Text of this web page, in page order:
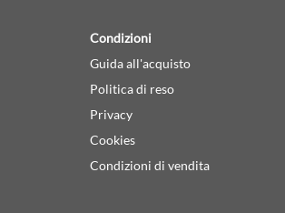
Condizioni
Guida all'acquisto
Politica di reso
Privacy
Cookies
Condizioni di vendita